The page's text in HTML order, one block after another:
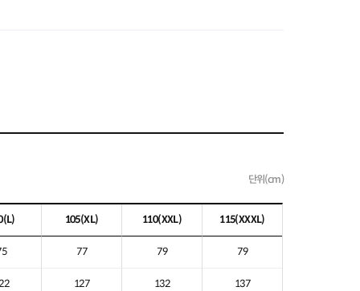
단위(cm)
(L) 105(XL) 110(XXL) 115(XXXL)
77 79 79
127 132 137